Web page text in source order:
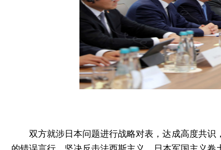
双方就涉日本问题进行战略对表，达成高度共